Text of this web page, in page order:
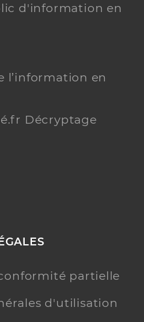
d'information en
l’information en
Décryptage
partielle
d'utilisation